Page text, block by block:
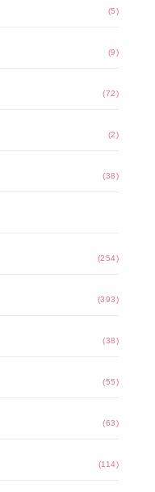
(5)
(9)
(72)
(2)
(38)
(254)
(393)
(38)
(55)
(63)
(114)